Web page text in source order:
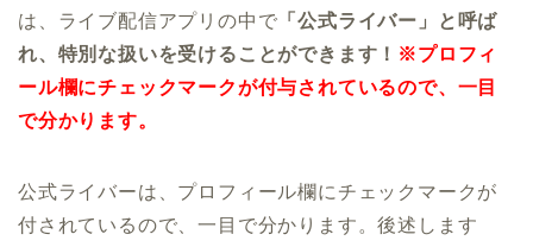
は、ライブ配信アプリの中で 「公式ライバー」と呼ば
れ、特別な扱いを受けることができます！ ※プロフィ
ール欄にチェックマークが付与されているので、一目
で分かります。
公式ライバーは、プロフィール欄にチェックマークが
付されているので、一目で分かります。後述します